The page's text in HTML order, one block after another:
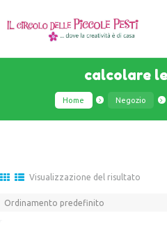
calcolare
Home Negozio
Visualizzazione del risultato